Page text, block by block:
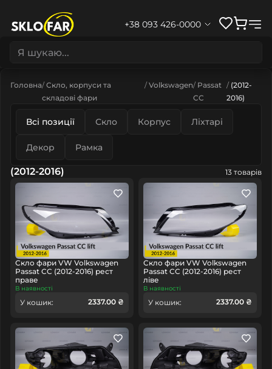
+38 093 426-0000
Головна Скло, корпуси та
складові фари
Volkswagen Passat
CC
(2012-
2016)
Всі позиції Скло Корпус Ліхтарі
Декор Рамка
(2012-2016) 13 товарів
Скло фари VW Volkswagen
Passat CC (2012-2016) рест
праве
В наявності
У кошик: 2337.00 ₴
Скло фари VW Volkswagen
Passat CC (2012-2016) рест
ліве
В наявності
У кошик: 2337.00 ₴